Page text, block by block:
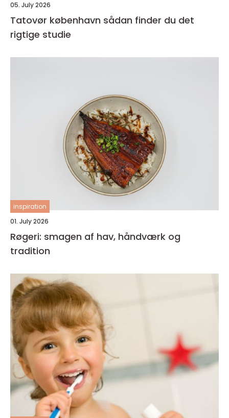
05. July 2026
Tatovør københavn sådan finder du det
rigtige studie
inspiration
01. July 2026
Røgeri: smagen af hav, håndværk og
tradition